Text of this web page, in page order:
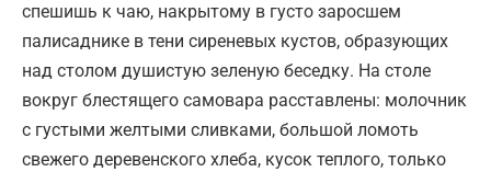
спешишь к чаю, накрытому в густо заросшем
палисаднике в тени сиреневых кустов, образующих
над столом душистую зеленую беседку. На столе
вокруг блестящего самовара расставлены: молочник
с густыми желтыми сливками, большой ломоть
свежего деревенского хлеба, кусок теплого, только